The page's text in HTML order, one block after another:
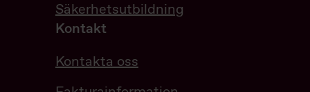
Säkerhetsutbildning
Kontakt
Kontakta oss